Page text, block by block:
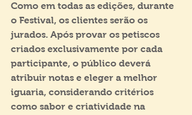
Como em todas as edições, durante
o Festival, os clientes serão os
jurados. Após provar os petiscos
criados exclusivamente por cada
participante, o público deverá
atribuir notas e eleger a melhor
iguaria, considerando critérios
como sabor e criatividade na